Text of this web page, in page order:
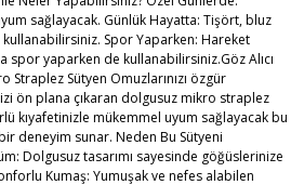
sağlayacak. Günlük Hayatta: Tişört, bluz
kullanabilirsiniz. Spor Yaparken: Hareket
spor yaparken de kullanabilirsiniz.Göz Alıcı
Straplez Sütyen Omuzlarınızı özgür
ön plana çıkaran dolgusuz mikro straplez
kıyafetinizle mükemmel uyum sağlayacak bu
deneyim sunar. Neden Bu Sütyeni
Dolgusuz tasarımı sayesinde göğüslerinize
Kumaş: Yumuşak ve nefes alabilen